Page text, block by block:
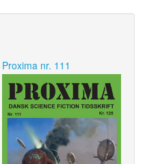
Proxima nr. 111